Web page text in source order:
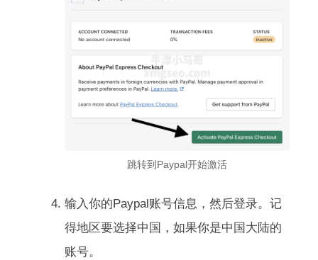
跳转到Paypal开始激活
输入你的Paypal账号信息，然后登录。记
得地区要选择中国，如果你是中国大陆的
账号。